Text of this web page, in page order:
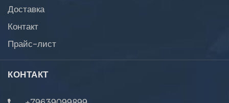
Доставка
Контакт
Прайс-лист
КОНТАКТ